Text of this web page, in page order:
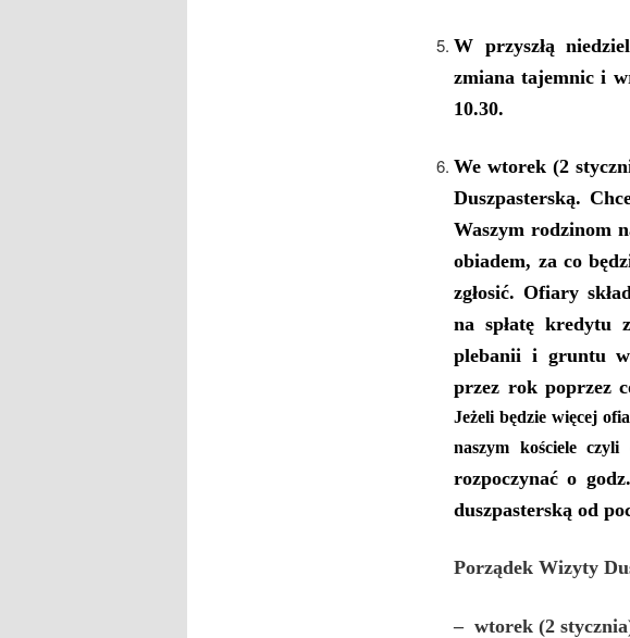
W przyszłą
zmiana tajemnic i
10.30.
We wtorek (2
Duszpasterską.
Waszym rodzinom
obiadem, za co
zgłosić. Ofiary
na spłatękredytu
plebanii i gruntu
przez rokpoprzez
Jeżeli będzie więcej
naszym kościele
rozpoczynać o
duszpasterską od
Porządek Wizyty
– wtorek (2